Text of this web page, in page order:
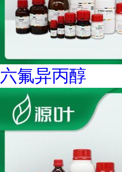
六氟异丙醇